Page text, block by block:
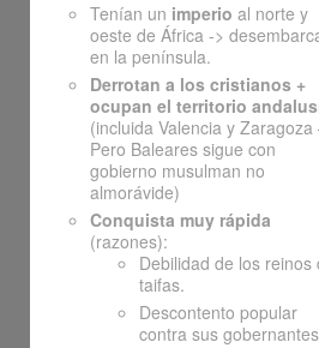
Tenían un imperio al norte y
oeste de África ->
en la península.
Derrotan a los cristianos +
ocupan el territorio
(incluida Valencia y Zaragoza
Pero Baleares sigue con
gobierno musulman no
almorávide)
Conquista muy rápida
(razones):
Debilidad de los reinos
taifas.
Descontento popular
contra sus